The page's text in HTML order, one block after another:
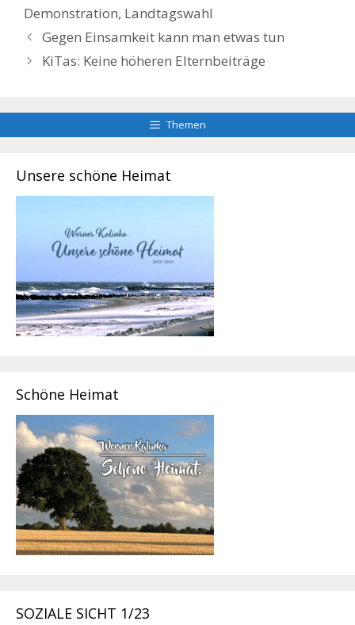
Demonstration, Landtagswahl
Gegen Einsamkeit kann man etwas tun
KiTas: Keine höheren Elternbeiträge
Themen
Unsere schöne Heimat
Schöne Heimat
SOZIALE SICHT 1/23